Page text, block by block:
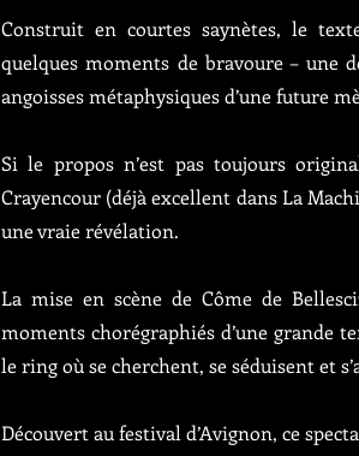
Construit en courtes saynètes, le
quelques moments de bravoure – une
angoisses métaphysiques d’une future
Si le propos n’est pas toujours
Crayencour (déjà excellent dans La
une vraie révélation.
La mise en scène de Côme de
moments chorégraphiés d’une grande
le ring où se cherchent, se séduisent et
Découvert au festival d’Avignon, ce